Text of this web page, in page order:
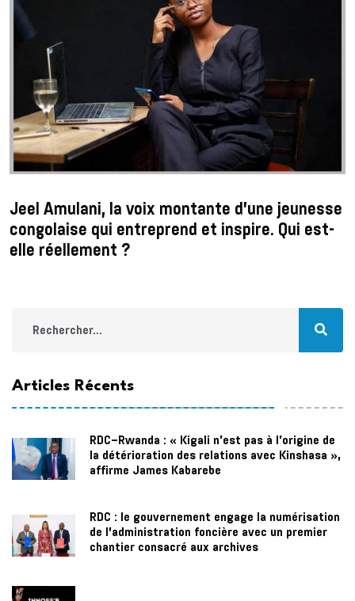
Jeel Amulani, la voix montante d’une jeunesse
congolaise qui entreprend et inspire. Qui est-
elle réellement ?
Articles Récents
RDC–Rwanda : « Kigali n'est pas à l'origine de
la détérioration des relations avec Kinshasa »,
affirme James Kabarebe
RDC : le gouvernement engage la numérisation
de l’administration foncière avec un premier
chantier consacré aux archives